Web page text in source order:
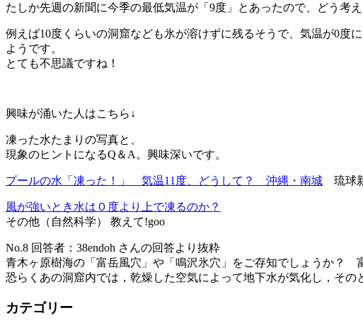
たしか先週の新聞に今季の最低気温が「9度」とあったので、どう考
例えば10度くらいの洞窟なども氷が溶けずに残るそうで、気温が0度
ようです。
とても不思議ですね！
興味が涌いた人はこちら↓
凍った水たまりの写真と、
現象のヒントになるQ＆A。興味深いです。
プールの水「凍った！」 気温11度、どうして？ 沖縄・南城 琉球
風が強いとき水は０度より上で凍るのか？
その他（自然科学） 教えて!goo
No.8 回答者：38endoh さんの回答より抜粋
青木ヶ原樹海の「富岳風穴」や「鳴沢氷穴」をご存知でしょうか？
恐らくあの洞窟内では，乾燥した空気によって地下水が気化し，その
カテゴリー